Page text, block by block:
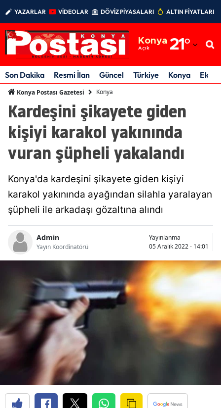
YAZARLAR VİDEOLAR DÖVİZ PİYASALARI ALTIN FİYATLARI
Konya
Açık 21°
Adıyaman
Afyonkarahisar
Amasya
Ankara
Antalya
Aydın
Balıkesir
Bilecik
Bitlis
Bolu
Burdur
Bursa
Çanakkale
Çorum
Son Dakika Resmi İlan Güncel Türkiye Konya
Konya Postası Gazetesi Konya
Kardeşini şikayete giden
kişiyi karakol yakınında
vuran şüpheli yakalandı
Konya'da kardeşini şikayete giden kişiyi
karakol yakınında ayağından silahla yaralayan
şüpheli ile arkadaşı gözaltına alındı
Admin
Yayın Koordinatörü
Yayınlanma
05 Aralık 2022 - 14:01